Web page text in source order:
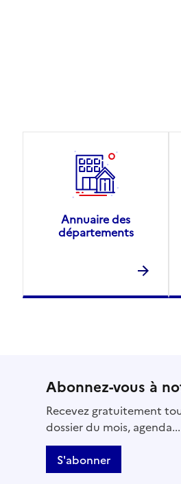
Annuaire des
départements
Abonnez-vous à
Recevez gratuitement
dossier du mois, agenda...
S'abonner